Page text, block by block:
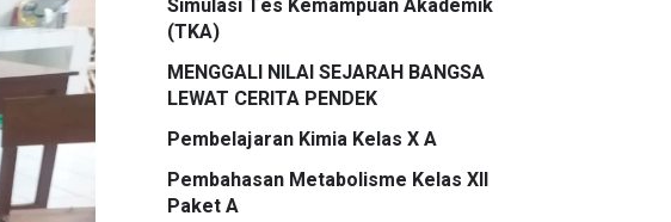
Simulasi Tes Kemampuan Akademik
(TKA)
MENGGALI NILAI SEJARAH BANGSA
LEWAT CERITA PENDEK
Pembelajaran Kimia Kelas X A
Pembahasan Metabolisme Kelas XII
Paket A